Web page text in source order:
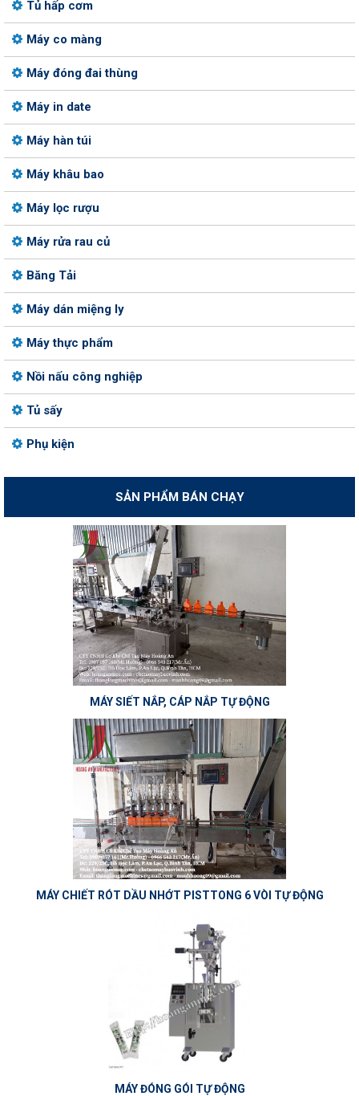
Tủ hấp cơm
Máy co màng
Máy đóng đai thùng
Máy in date
Máy hàn túi
Máy khâu bao
Máy lọc rượu
Máy rửa rau củ
Băng Tải
Máy dán miệng ly
Máy thực phẩm
Nồi nấu công nghiệp
Tủ sấy
Phụ kiện
SẢN PHẨM BÁN CHẠY
MÁY SIẾT NẮP, CÁP NẮP TỰ ĐỘNG
MÁY CHIẾT RÓT DẦU NHỚT PISTTONG 6 VÒI TỰ ĐỘNG
MÁY ĐÓNG GÓI TỰ ĐỘNG